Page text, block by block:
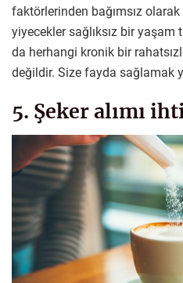
faktörlerinden bağımsız
yiyecekler sağlıksız bir
da herhangi kronik bir
değildir. Size fayda sağlamak
5. Şeker alımı